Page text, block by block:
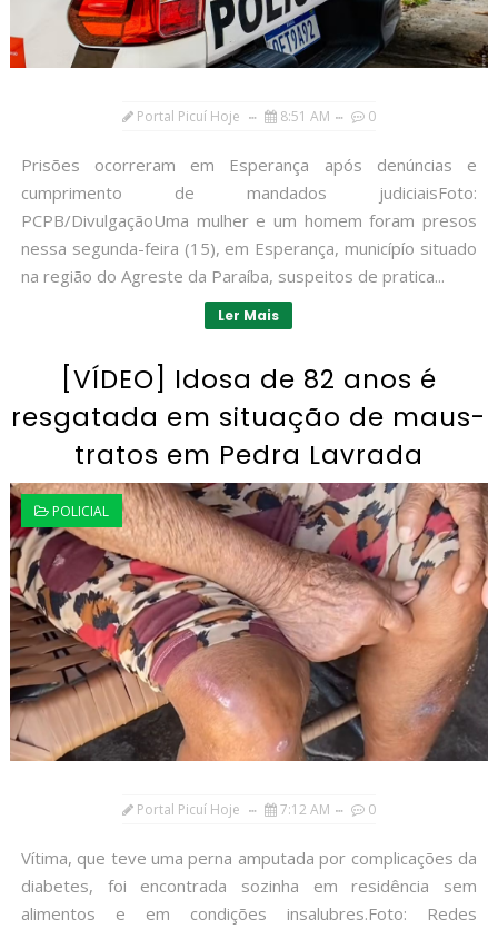
Portal Picuí Hoje 8:51 AM 0
Prisões ocorreram em Esperança após denúncias e
cumprimento de mandados judiciaisFoto:
PCPB/DivulgaçãoUma mulher e um homem foram presos
nessa segunda-feira (15), em Esperança, municípío situado
na região do Agreste da Paraíba, suspeitos de pratica...
Ler Mais
[VÍDEO] Idosa de 82 anos é
resgatada em situação de maus-
tratos em Pedra Lavrada
POLICIAL
Portal Picuí Hoje 7:12 AM 0
Vítima, que teve uma perna amputada por complicações da
diabetes, foi encontrada sozinha em residência sem
alimentos e em condições insalubres.Foto: Redes